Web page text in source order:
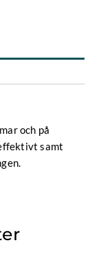
och på
samt